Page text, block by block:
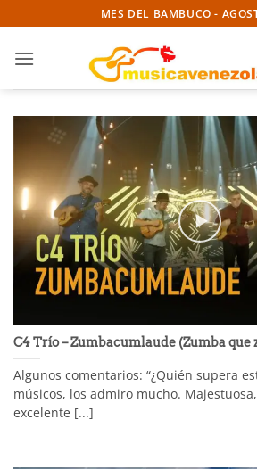
to
content
MES DEL BAMBUCO -
C4 Trío – Zumbacumlaude (Zumba que
Algunos comentarios: “¿Quién supera
músicos, los admiro mucho.
excelente [...]